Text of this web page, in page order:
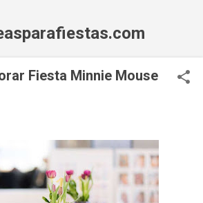
Fiesta Minnie Mouse